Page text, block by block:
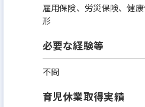
雇用保険、労災保険、健
形
必要な経験等
不問
育児休業取得実績